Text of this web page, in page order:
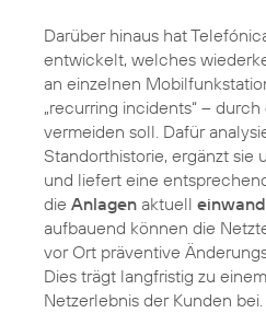
Darüber hinaus hat
entwickelt, welches
an einzelnen
„recurring incidents“ – durch
vermeiden soll. Dafür
Standorthistorie, ergänzt sie
und liefert eine
die Anlagen aktuell
aufbauend können die
vor Ort präventive
Dies trägt langfristig zu
Netzerlebnis der Kunden bei.